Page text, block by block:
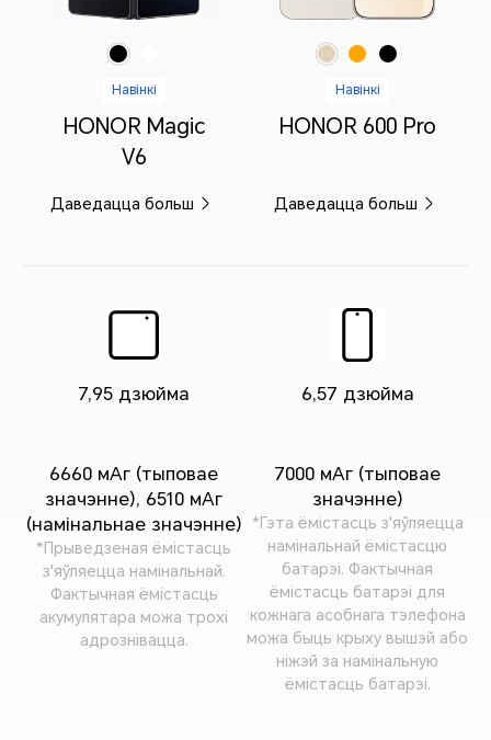
Навінкі
HONOR Magic
V6
Даведацца больш
7,95 дзюйма
6660 мАг (тыповае
значэнне), 6510 мАг
(намінальнае значэнне)
*Прыведзеная ёмістасць
з'яўляецца намінальнай.
Фактычная ёмістасць
акумулятара можа трохі
адрознівацца.
Навінкі
HONOR 600 Pro
Даведацца больш
6,57 дзюйма
7000 мАг (тыповае
значэнне)
*Гэта ёмістасць з'яўляецца
намінальнай ёмістасцю
батарэі. Фактычная
ёмістасць батарэі для
кожнага асобнага тэлефона
можа быць крыху вышэй або
ніжэй за намінальную
ёмістасць батарэі.